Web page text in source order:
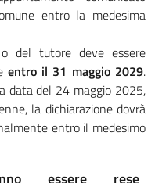
entro la medesima
del tutore deve essere
entro il 31 maggio 2029.
data del 24 maggio 2025,
la dichiarazione dovrà
entro il medesimo
essere rese